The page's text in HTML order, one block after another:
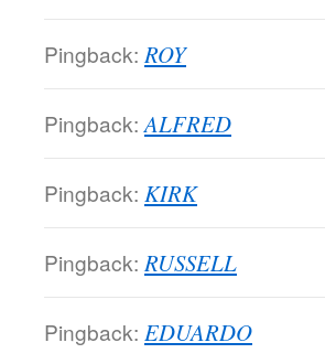
Pingback: ROY
Pingback: ALFRED
Pingback: KIRK
Pingback: RUSSELL
Pingback: EDUARDO